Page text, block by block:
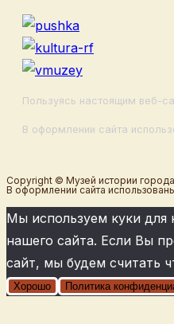
Пользуясь настоящим веб-
В оформлении сайта
Copyright © Музей истории
В оформлении сайта
Мы используем куки для
нашего сайта. Если Вы
сайт, мы будем считать
Хорошо Политика